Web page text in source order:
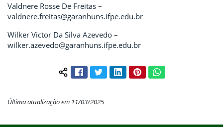
Valdnere Rosse De Freitas –
valdnere.freitas@garanhuns.ifpe.edu.br
Wilker Victor Da Silva Azevedo –
wilker.azevedo@garanhuns.ifpe.edu.br
Compartilhar conteúdo:
FacebookTwitterLinkedInPinterestWhatsApp
Última atualização em 11/03/2025